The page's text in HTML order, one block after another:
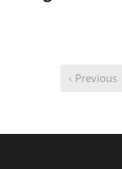
‹ Previous